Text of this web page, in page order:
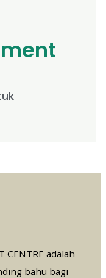
adalah
bahu bagi